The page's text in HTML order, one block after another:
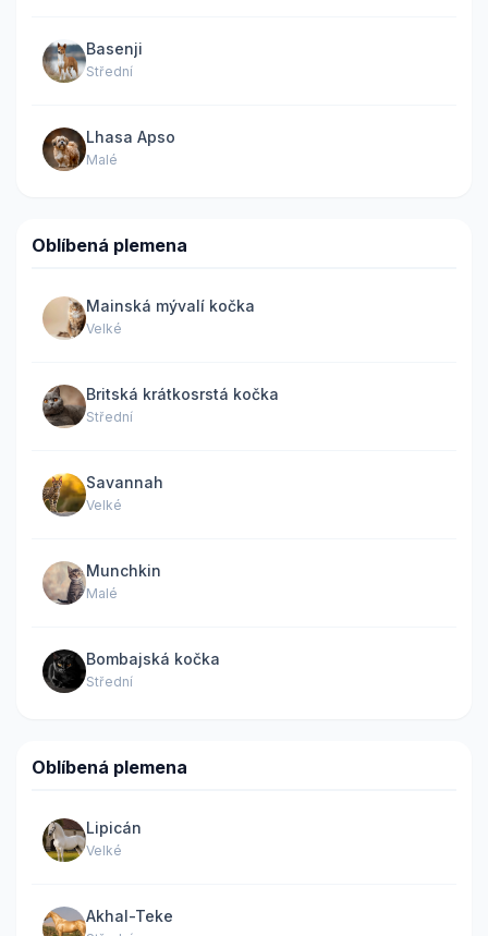
Basenji
Střední
Lhasa Apso
Malé
Oblíbená plemena
Mainská mývalí kočka
Velké
Britská krátkosrstá kočka
Střední
Savannah
Velké
Munchkin
Malé
Bombajská kočka
Střední
Oblíbená plemena
Lipicán
Velké
Akhal-Teke